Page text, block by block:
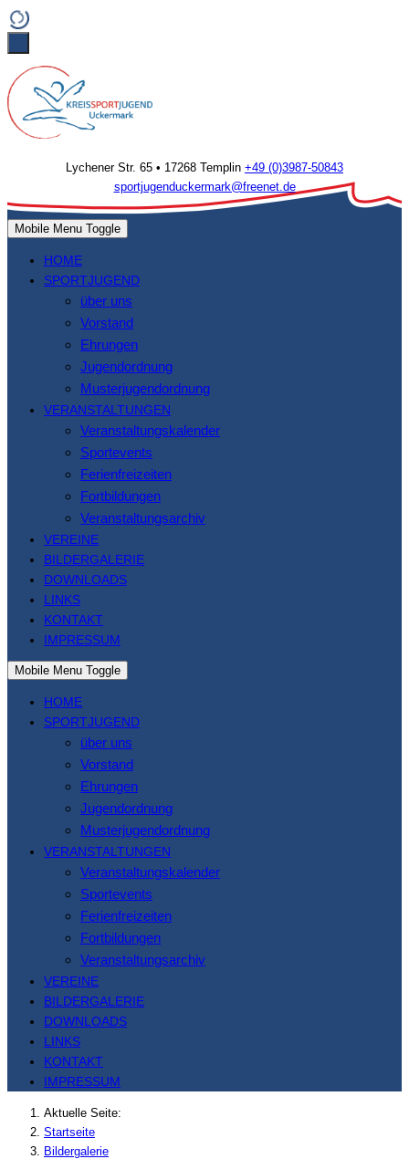
Lychener Str. 65 • 17268 Templin +49 (0)3987-50843
sportjugenduckermark@freenet.de
Mobile Menu Toggle
HOME
SPORTJUGEND
über uns
Vorstand
Ehrungen
Jugendordnung
Musterjugendordnung
VERANSTALTUNGEN
Veranstaltungskalender
Sportevents
Ferienfreizeiten
Fortbildungen
Veranstaltungsarchiv
VEREINE
BILDERGALERIE
DOWNLOADS
LINKS
KONTAKT
IMPRESSUM
Mobile Menu Toggle
HOME
SPORTJUGEND
über uns
Vorstand
Ehrungen
Jugendordnung
Musterjugendordnung
VERANSTALTUNGEN
Veranstaltungskalender
Sportevents
Ferienfreizeiten
Fortbildungen
Veranstaltungsarchiv
VEREINE
BILDERGALERIE
DOWNLOADS
LINKS
KONTAKT
IMPRESSUM
Aktuelle Seite:
Startseite
Bildergalerie